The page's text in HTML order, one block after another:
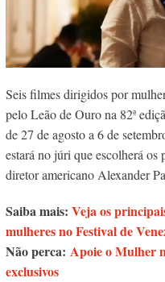
Seis filmes dirigidos por
pelo Leão de Ouro na 82ª
de 27 de agosto a 6 de
estará no júri que escolherá os
diretor americano Alexander
Saiba mais: Veja os
mulheres no Festival de
Não perca: Apoie o Mulher
exclusivos